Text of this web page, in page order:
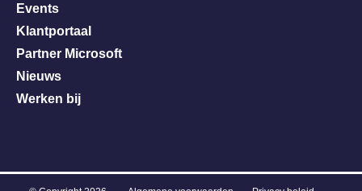
Events
Klantportaal
Partner Microsoft
Nieuws
Werken bij